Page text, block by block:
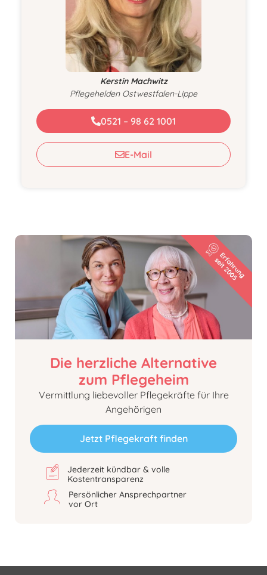
Kerstin Machwitz
Pflegehelden Ostwestfalen-Lippe
0521 – 98 62 1001
E-Mail
Die herzliche Alternative
zum Pflegeheim
Vermittlung liebevoller Pflegekräfte für Ihre
Angehörigen
Jetzt Pflegekraft finden
Jederzeit kündbar & volle
Kostentransparenz
Persönlicher Ansprechpartner
vor Ort